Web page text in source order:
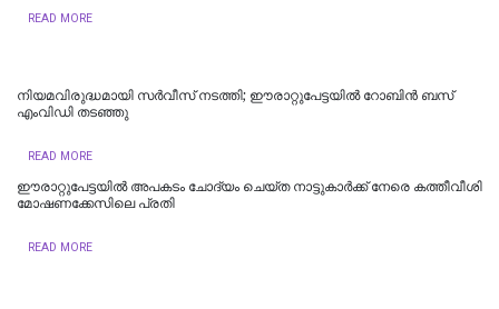
READ MORE
നിയമവിരുദ്ധമായി സര്‍വീസ് നടത്തി; ഈരാറ്റുപേട്ടയില്‍ റോബിന്‍ ബസ്
എംവിഡി തടഞ്ഞു
READ MORE
ഈരാറ്റുപേട്ടയില്‍ അപകടം ചോദ്യം ചെയ്ത നാട്ടുകാര്‍ക്ക് നേരെ കത്തീവീശി
മോഷണക്കേസിലെ പ്രതി
READ MORE